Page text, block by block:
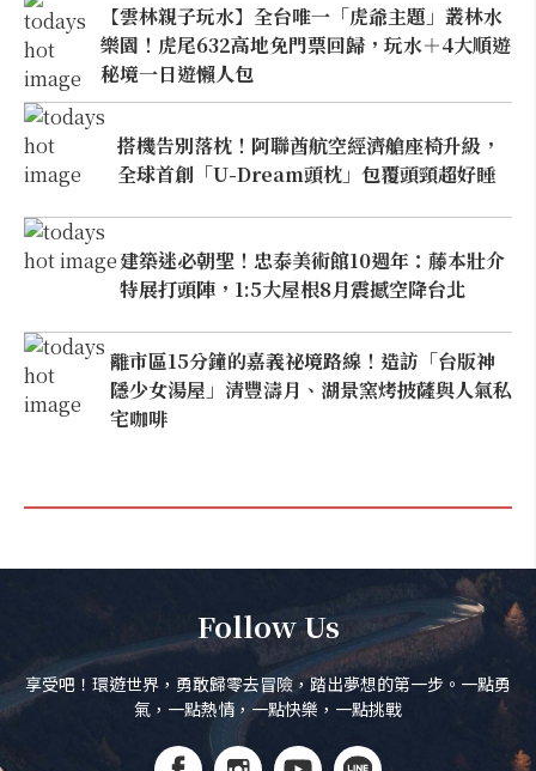
【雲林親子玩水】全台唯一「虎爺主題」叢林水
樂園！虎尾632高地免門票回歸，玩水＋4大順遊
秘境一日遊懶人包
搭機告別落枕！阿聯酋航空經濟艙座椅升級，
全球首創「U-Dream頭枕」包覆頭頸超好睡
建築迷必朝聖！忠泰美術館10週年：藤本壯介
特展打頭陣，1:5大屋根8月震撼空降台北
離市區15分鐘的嘉義祕境路線！造訪「台版神
隱少女湯屋」清豐濤月、湖景窯烤披薩與人氣私
宅咖啡
Follow Us
享受吧！環遊世界，勇敢歸零去冒險，踏出夢想的第一步。一點勇
氣，一點熱情，一點快樂，一點挑戰